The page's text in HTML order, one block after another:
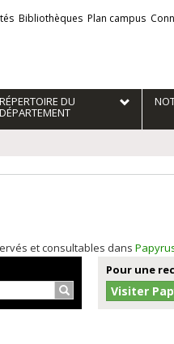
Bibliothèques Plan campus
RÉPERTOIRE DU
DÉPARTEMENT
et consultables dans
Rechercher…
Pour une
Visiter